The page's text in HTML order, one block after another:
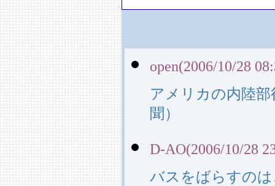
open(2006/10/28
アメリカの内陸
聞）
D-AO(2006/10/28
バスをばらすの